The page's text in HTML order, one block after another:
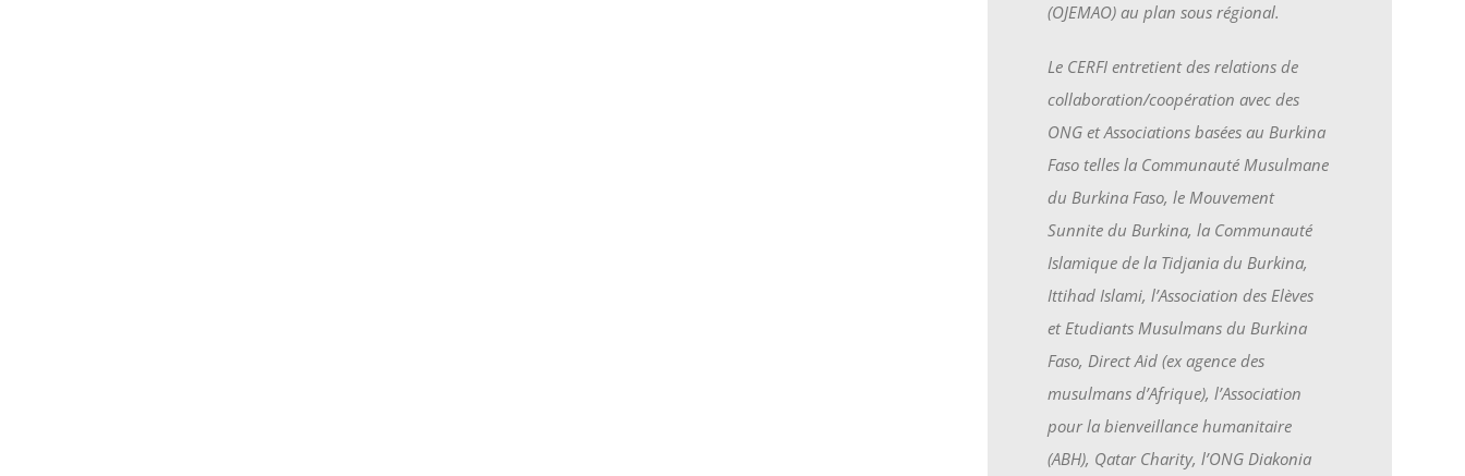
(OJEMAO) au plan sous régional.
Le CERFI entretient des relations de
collaboration/coopération avec des
ONG et Associations basées au Burkina
Faso telles la Communauté Musulmane
du Burkina Faso, le Mouvement
Sunnite du Burkina, la Communauté
Islamique de la Tidjania du Burkina,
Ittihad Islami, l’Association des Elèves
et Etudiants Musulmans du Burkina
Faso, Direct Aid (ex agence des
musulmans d’Afrique), l’Association
pour la bienveillance humanitaire
(ABH), Qatar Charity, l’ONG Diakonia